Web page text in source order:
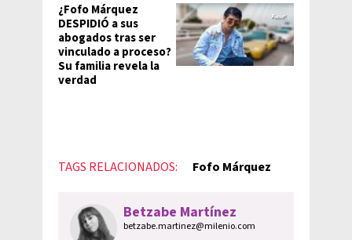
¿Fofo Márquez
DESPIDIÓ a sus
abogados tras ser
vinculado a proceso?
Su familia revela la
verdad
TAGS RELACIONADOS: Fofo Márquez
Betzabe Martínez
betzabe.martinez@milenio.com